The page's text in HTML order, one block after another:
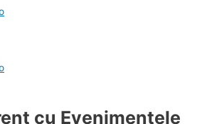
cu Evenimentele